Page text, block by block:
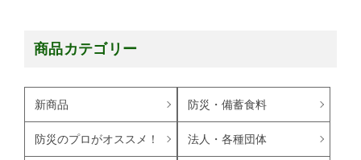
商品カテゴリー
新商品 防災・備蓄食料
防災のプロがオススメ！ 法人・各種団体